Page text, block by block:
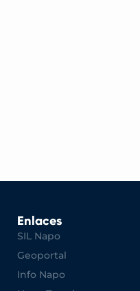
Enlaces
SIL Napo
Geoportal
Info Napo